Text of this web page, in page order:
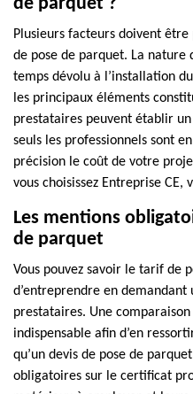
Plusieurs facteurs doivent
de pose de parquet. La
temps dévolu à l’installation
les principaux éléments
prestataires peuvent établir
seuls les professionnels sont
précision le coût de votre
vous choisissez Entreprise CE,
Les mentions
de parquet
Vous pouvez savoir le tarif de
d’entreprendre en demandant
prestataires. Une
indispensable afin d’en
qu’un devis de pose de
obligatoires sur le certificat